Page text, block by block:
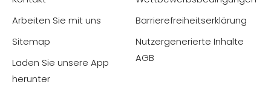
Arbeiten Sie mit uns
Sitemap
Laden Sie unsere App
herunter
Barrierefreiheitserklärung
Nutzergenerierte Inhalte
AGB